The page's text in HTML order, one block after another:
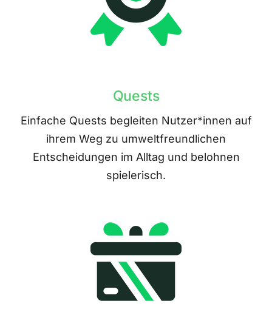
Quests
Einfache Quests begleiten Nutzer*innen auf
ihrem Weg zu umweltfreundlichen
Entscheidungen im Alltag und belohnen
spielerisch.